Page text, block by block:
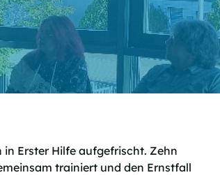
Erster Hilfe aufgefrischt. Zehn
trainiert und den Ernstfall